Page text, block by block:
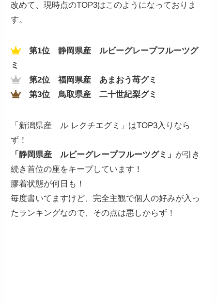
改めて、現時点のTOP3はこのようになっておりま
す。
第1位 静岡県産 ルビーグレープフルーツグ
ミ
第2位 福岡県産 あまおう苺グミ
第3位 鳥取県産 二十世紀梨グミ
「新潟県産 ル レクチエグミ」はTOP3入りなら
ず！
「静岡県産 ルビーグレープフルーツグミ」 が引き
続き首位の座をキープしています！
膠着状態が何日も！
毎度書いてますけど、完全主観で個人の好みが入っ
たランキングなので、その点は悪しからず！